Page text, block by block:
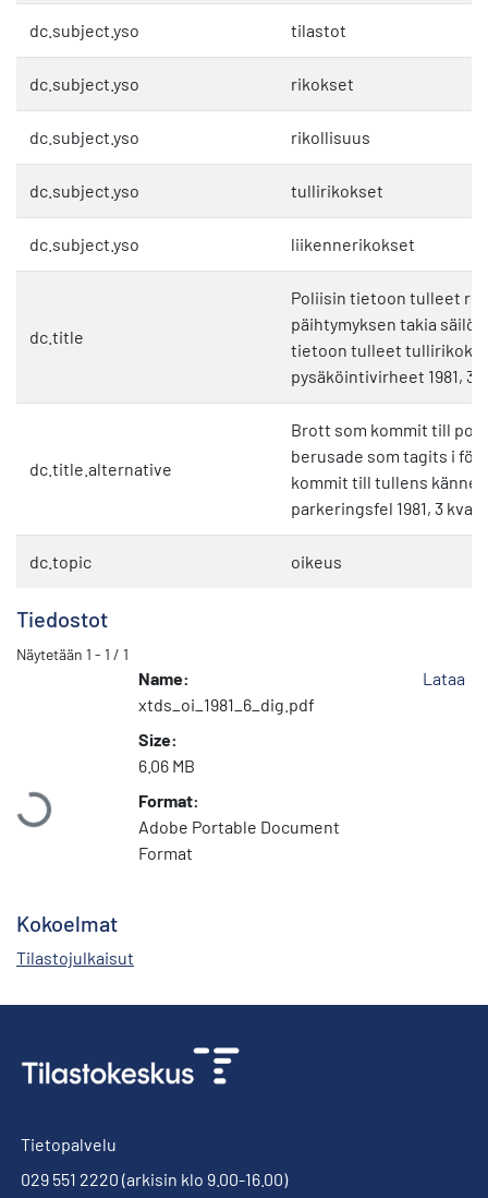
dc.subject.yso tilastot
dc.subject.yso rikokset
dc.subject.yso rikollisuus
dc.subject.yso tullirikokset
dc.subject.yso liikennerikokset
dc.title
Poliisin tietoon tulleet
päihtymyksen takia
tietoon tulleet
pysäköintivirheet 1981, 3.
dc.title.alternative
Brott som kommit till
berusade som tagits i
kommit till tullens
parkeringsfel 1981, 3
dc.topic oikeus
Tiedostot
Näytetään 1 - 1 / 1
Ladataan...
Name:
xtds_oi_1981_6_dig.pdf
Size:
6.06 MB
Format:
Adobe Portable Document
Format
Lataa
Kokoelmat
Tilastojulkaisut
Tietopalvelu
029 551 2220 (arkisin klo 9.00-16.00)